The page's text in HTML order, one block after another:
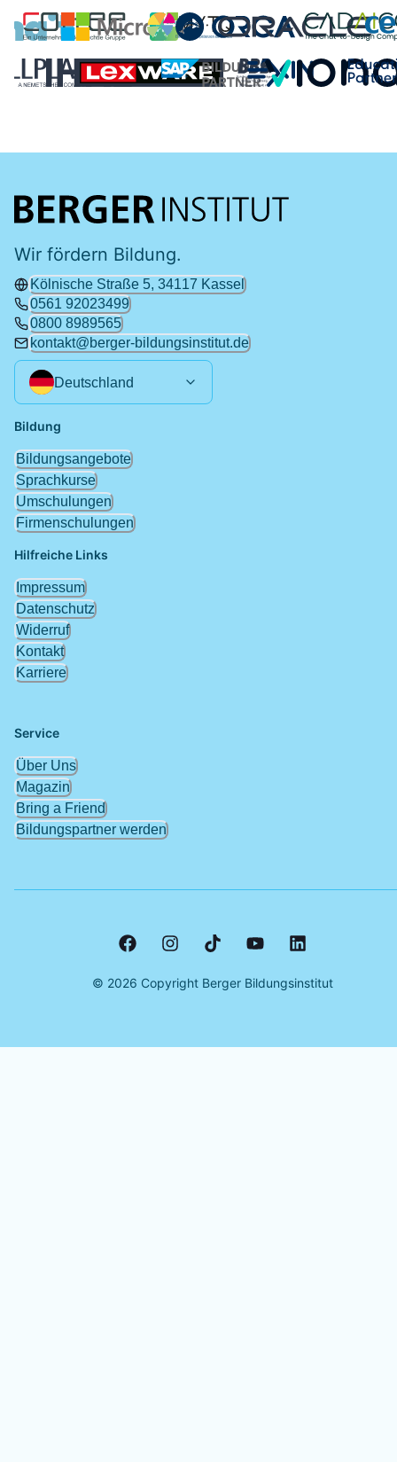
Wir fördern Bildung.
Kölnische Straße 5, 34117 Kassel
0561 92023499
0800 8989565
kontakt@berger-bildungsinstitut.de
Deutschland
Hilfreiche Links
Impressum
Datenschutz
Widerruf
Kontakt
Karriere
Service
Über Uns
Magazin
Bring a Friend
Bildungspartner werden
Bildung
Bildungsangebote
Sprachkurse
Umschulungen
Firmenschulungen
© 2026 Copyright Berger Bildungsinstitut